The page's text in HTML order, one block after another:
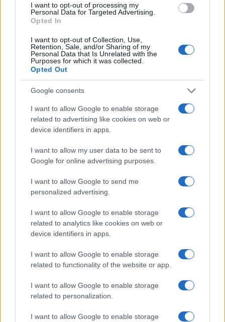
I want to opt-out of processing my
Personal Data for Targeted Advertising.
Opted In
I want to opt-out of Collection, Use,
Retention, Sale, and/or Sharing of my
Personal Data that Is Unrelated with the
Purposes for which it was collected.
Opted Out
Google consents
I want to allow Google to enable storage
related to advertising like cookies on web or
device identifiers in apps.
I want to allow my user data to be sent to
Google for online advertising purposes.
I want to allow Google to send me
personalized advertising.
I want to allow Google to enable storage
related to analytics like cookies on web or
device identifiers in apps.
I want to allow Google to enable storage
related to functionality of the website or app.
I want to allow Google to enable storage
related to personalization.
I want to allow Google to enable storage
della privacy
Susanna Riva · 7 Ago 2026
Come trasformare l’IA in un vantaggio competitivo
per le aziende